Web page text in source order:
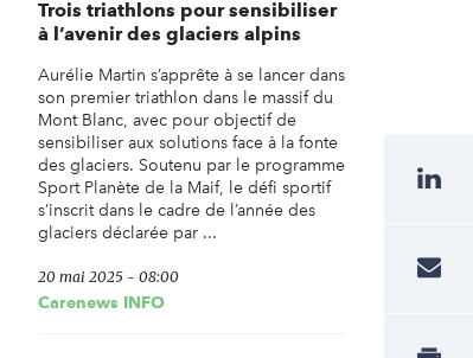
Trois triathlons pour sensibiliser
à l’avenir des glaciers alpins
Aurélie Martin s’apprête à se lancer dans
son premier triathlon dans le massif du
Mont Blanc, avec pour objectif de
sensibiliser aux solutions face à la fonte
des glaciers. Soutenu par le programme
Sport Planète de la Maif, le défi sportif
s’inscrit dans le cadre de l’année des
glaciers déclarée par ...
20 mai 2025 - 08:00
Carenews INFO